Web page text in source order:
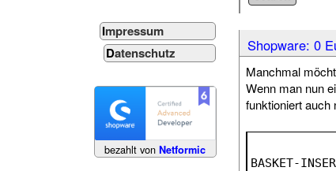
Impressum
Datenschutz
bezahlt vonNetformic
Shopware: 0
Manchmal
Wenn man nun
funktioniert auch
BASKET-